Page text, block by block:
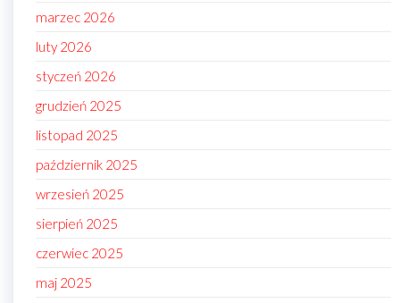
marzec 2026
luty 2026
styczeń 2026
grudzień 2025
listopad 2025
październik 2025
wrzesień 2025
sierpień 2025
czerwiec 2025
maj 2025